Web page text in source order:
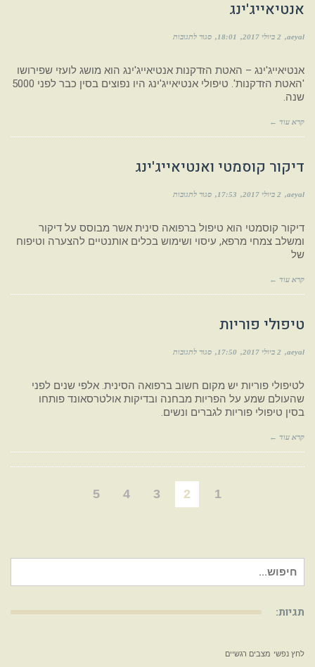
אנטיאייג'ינג
aeyal 2 ביולי 2017 18:01 סגור לתגובות
אנטיאייג'ינג – האטת הזדקנות אנטיאייג'ינג הוא מושג לועזי שפירושו
'האטת הזדקנות'. טיפולי אנטיאייג'ינג היו נפוצים בסין כבר לפני 5000
שנה.
קרא עוד ←
דיקור קוסמטי ואנטיאייג'ינג
aeyal 2 ביולי 2017 17:53 סגור לתגובות
דיקור קוסמטי הוא טיפול ברפואה סינית אשר מבוסס על דיקור
ומשלב צמחי מרפא, עיסוי ושימוש בכלים אותנטיים להצערה וטיפוח
של
קרא עוד ←
טיפולי פוריות
aeyal 2 ביולי 2017 17:50 סגור לתגובות
לטיפולי פוריות יש מקום חשוב ברפואה הסינית. אלפי שנים לפני
שהעולם שמע על הפריות מבחנה ובדיקות אולטרסאונד פותחו
בסין טיפולי פוריות לגברים ונשים.
קרא עוד ←
1
2
3
4
5
עבור:
תגיות:
לחץ נפשי מצבים רגשיים